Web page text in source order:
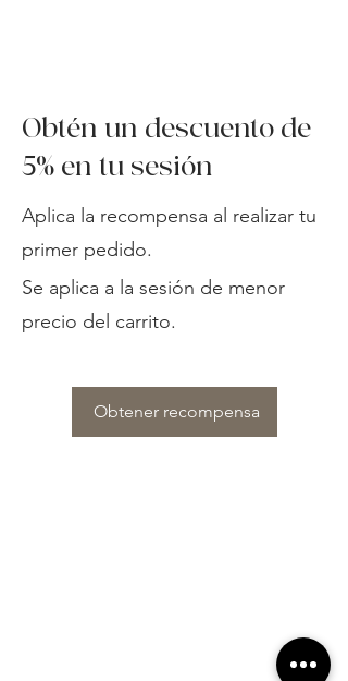
Obtén un descuento de
5% en tu sesión
Aplica la recompensa al realizar tu
primer pedido.
Obtener recompensa
Se aplica a la sesión de menor
precio del carrito.
At Vavaa Satisfaction Beauty Bar, we offer